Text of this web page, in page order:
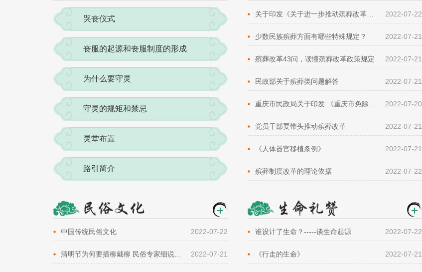
哭丧仪式
丧服的起源和丧服制度的形成
为什么要守灵
守灵的规矩和禁忌
灵堂布置
路引简介
2022-07-22
少数民族殡葬方面有哪些特殊规定？ 2022-07-21
殡葬改革43问，读懂殡葬改革政策规定 2022-07-21
民政部关于殡葬类问题解答 2022-07-21
2022-07-20
党员干部要带头推动殡葬改革 2022-07-21
《人体器官移植条例》 2022-07-21
殡葬制度改革的理论依据 2022-07-22
中国传统民俗文化 2022-07-22
2022-07-21
谁设计了生命？-----谈生命起源 2022-07-22
《行走的生命》 2022-07-21